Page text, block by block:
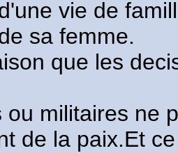
vie de
sa femme.
que les
ou militaires ne
de la paix.Et